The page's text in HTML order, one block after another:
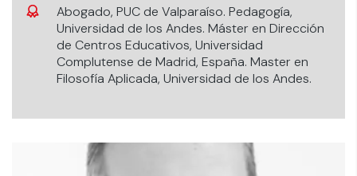
Abogado, PUC de Valparaíso. Pedagogía,
Universidad de los Andes. Máster en Dirección
de Centros Educativos, Universidad
Complutense de Madrid, España. Master en
Filosofía Aplicada, Universidad de los Andes.